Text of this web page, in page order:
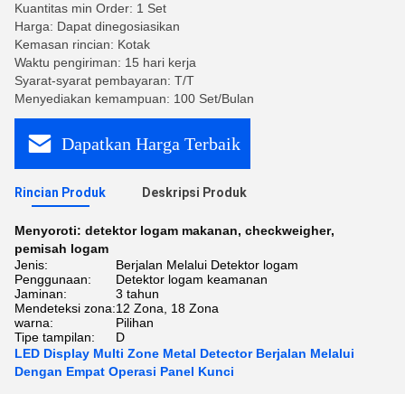
Kuantitas min Order: 1 Set
Harga: Dapat dinegosiasikan
Kemasan rincian: Kotak
Waktu pengiriman: 15 hari kerja
Syarat-syarat pembayaran: T/T
Menyediakan kemampuan: 100 Set/Bulan
Dapatkan Harga Terbaik
Rincian Produk Deskripsi Produk
Menyoroti: detektor logam makanan, checkweigher,
pemisah logam
Jenis:
Berjalan Melalui Detektor logam
Penggunaan:
Detektor logam keamanan
Jaminan:
3 tahun
Mendeteksi zona:12 Zona, 18 Zona
warna:
Pilihan
Tipe tampilan:
D
LED Display Multi Zone Metal Detector Berjalan Melalui
Dengan Empat Operasi Panel Kunci